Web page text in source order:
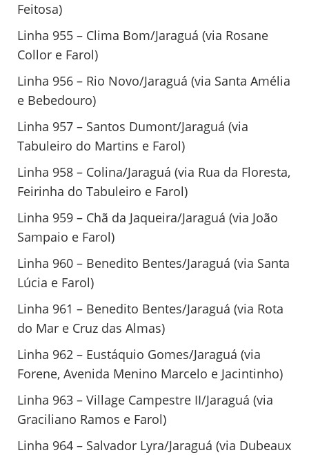
Feitosa)
Linha 955 – Clima Bom/Jaraguá (via Rosane
Collor e Farol)
Linha 956 – Rio Novo/Jaraguá (via Santa Amélia
e Bebedouro)
Linha 957 – Santos Dumont/Jaraguá (via
Tabuleiro do Martins e Farol)
Linha 958 – Colina/Jaraguá (via Rua da Floresta,
Feirinha do Tabuleiro e Farol)
Linha 959 – Chã da Jaqueira/Jaraguá (via João
Sampaio e Farol)
Linha 960 – Benedito Bentes/Jaraguá (via Santa
Lúcia e Farol)
Linha 961 – Benedito Bentes/Jaraguá (via Rota
do Mar e Cruz das Almas)
Linha 962 – Eustáquio Gomes/Jaraguá (via
Forene, Avenida Menino Marcelo e Jacintinho)
Linha 963 – Village Campestre II/Jaraguá (via
Graciliano Ramos e Farol)
Linha 964 – Salvador Lyra/Jaraguá (via Dubeaux